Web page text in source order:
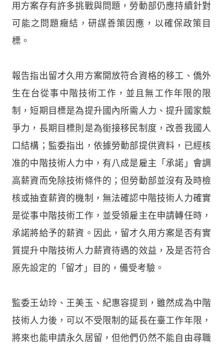
用方案存有許多挑戰與問題，勞動部仍應持續針對
可能之問題癥結，研謀善策因應，以確保政策目
標。
報告指出留才久用方案開放符合資格的移工、僑外
生在台從事中階技術工作，並且無工作年限的限
制，短期目標是為提升國內所需人力、提升國家競
爭力，長期目標則是為銜接移民制度，改善我國人
口結構；監委指出，依據勞動部提供資料，已經核
准的中階技術人力中，有八成是雇主「承諾」會調
高薪資而免除技術條件的；但勞動部並沒有及時檢
核或抽查薪資的機制，無法確認中階技術人力確實
是從事中階技術工作，並受領雇主在申請轉任時，
承諾將給予的薪資。因此，留才久用方案是否有實
質提升中階技術人力薪資待遇的效益，及是否符合
原先設定的「留才」目的，備受考驗。
監委王幼玲、王美玉、紀惠容提到，雖然成為中階
技術人力後，可以不受限制的延長在臺工作年限，
將來也能申請永久居留，但他們仍然不能自由尋職